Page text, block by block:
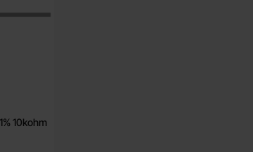
10kohm